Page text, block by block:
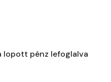
lopott pénz lefoglalva